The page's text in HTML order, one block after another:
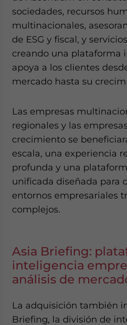
sociedades, recursos
multinacionales,
de ESG y fiscal, y
creando una plataforma
apoya a los clientes
mercado hasta su
Las empresas
regionales y las
crecimiento se
escala, una experiencia
profunda y una
unificada diseñada para
entornos empresariales
complejos.
Asia Briefing:
inteligencia
análisis de
La adquisición también
Briefing, la división de